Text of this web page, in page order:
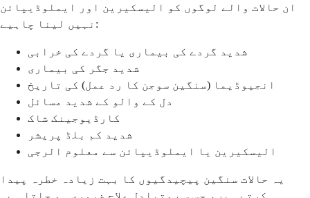
ان حالات والے لوگوں کو الیسکیرین اور ایملوڈیپائن
نہیں لینا چاہیے:
شدید گردے کی بیماری یا گردے کی خرابی
شدید جگر کی بیماری
انجیوڈیما (سنگین سوجن کا رد عمل) کی تاریخ
دل کے والو کے شدید مسائل
کارڈیوجینک شاک
شدید کم بلڈ پریشر
الیسکیرین یا ایملوڈیپائن سے معلوم الرجی
یہ حالات سنگین پیچیدگیوں کا بہت زیادہ خطرہ پیدا
کرتے ہیں، جس سے متبادل علاج ضروری ہو جاتا ہے۔